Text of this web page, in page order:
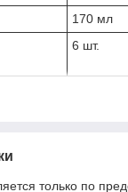
170 мл
6 шт.
только по